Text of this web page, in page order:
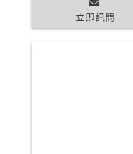
立即訊問